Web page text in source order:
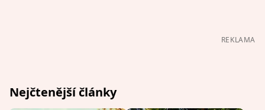
REKLAMA
Nejčtenější články